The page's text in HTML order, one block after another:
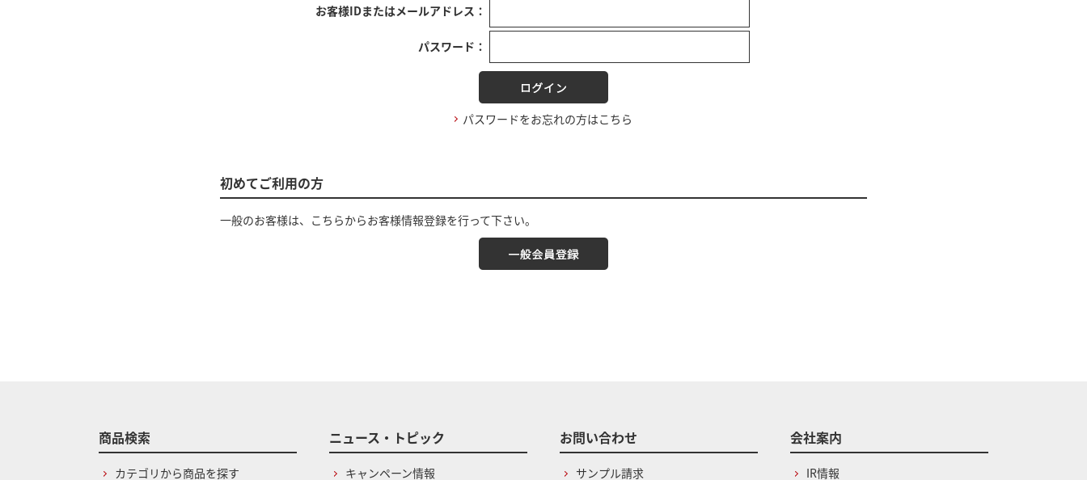
お客様IDまたはメールアドレス：
パスワード：
パスワードをお忘れの方はこちら
初めてご利用の方
一般のお客様は、こちらからお客様情報登録を行って下さい。
商品検索
カテゴリから商品を探す
ニュース・トピック
キャンペーン情報
お問い合わせ
サンプル請求
会社案内
IR情報